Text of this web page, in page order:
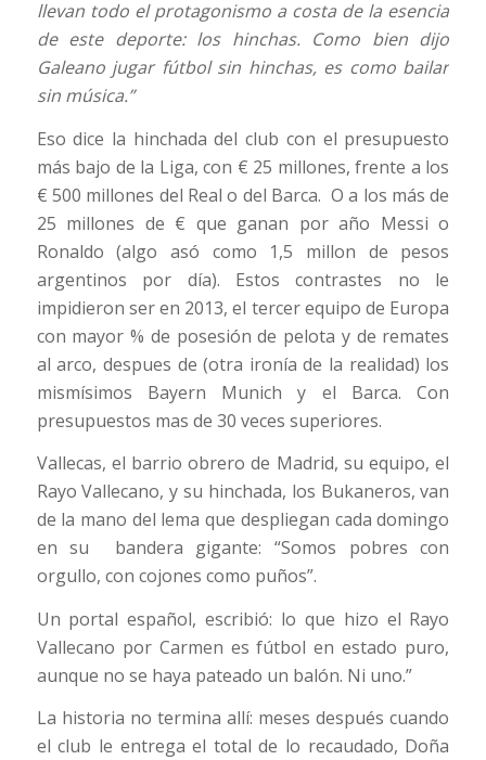
llevan todo el protagonismo a costa de la esencia
de este deporte: los hinchas. Como bien dijo
Galeano jugar fútbol sin hinchas, es como bailar
sin música.”
Eso dice la hinchada del club con el presupuesto
más bajo de la Liga, con € 25 millones, frente a los
€ 500 millones del Real o del Barca. O a los más de
25 millones de € que ganan por año Messi o
Ronaldo (algo asó como 1,5 millon de pesos
argentinos por día). Estos contrastes no le
impidieron ser en 2013, el tercer equipo de Europa
con mayor % de posesión de pelota y de remates
al arco, despues de (otra ironía de la realidad) los
mismísimos Bayern Munich y el Barca. Con
presupuestos mas de 30 veces superiores.
Vallecas, el barrio obrero de Madrid, su equipo, el
Rayo Vallecano, y su hinchada, los Bukaneros, van
de la mano del lema que despliegan cada domingo
en su bandera gigante: “Somos pobres con
orgullo, con cojones como puños”.
Un portal español, escribió: lo que hizo el Rayo
Vallecano por Carmen es fútbol en estado puro,
aunque no se haya pateado un balón. Ni uno.”
La historia no termina allí: meses después cuando
el club le entrega el total de lo recaudado, Doña